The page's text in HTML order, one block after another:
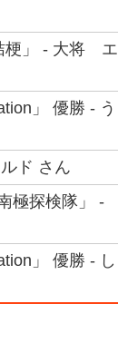
梗」 - 大将 エ
」 優勝 - う
ド さん
極探検隊」 -
」 優勝 - し